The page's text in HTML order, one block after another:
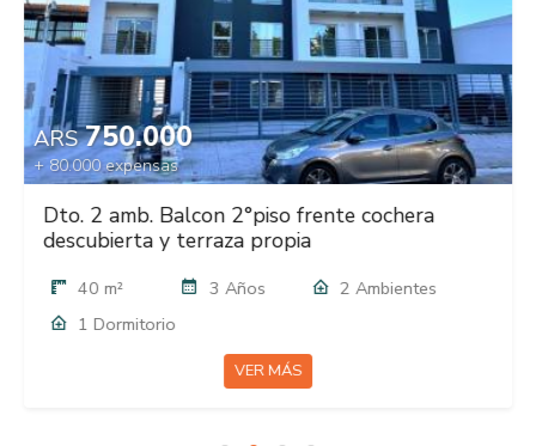
ARS 750.000
+ 80.000 expensas
Dto. 2 amb. Balcon 2°piso frente cochera
descubierta y terraza propia
40 m² 3 Años
2 Ambientes
1 Dormitorio
VER MÁS